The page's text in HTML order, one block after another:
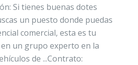
Si tienes buenas dotes
un puesto donde puedas
comercial, esta es tu
un grupo experto en la
de ...Contrato: